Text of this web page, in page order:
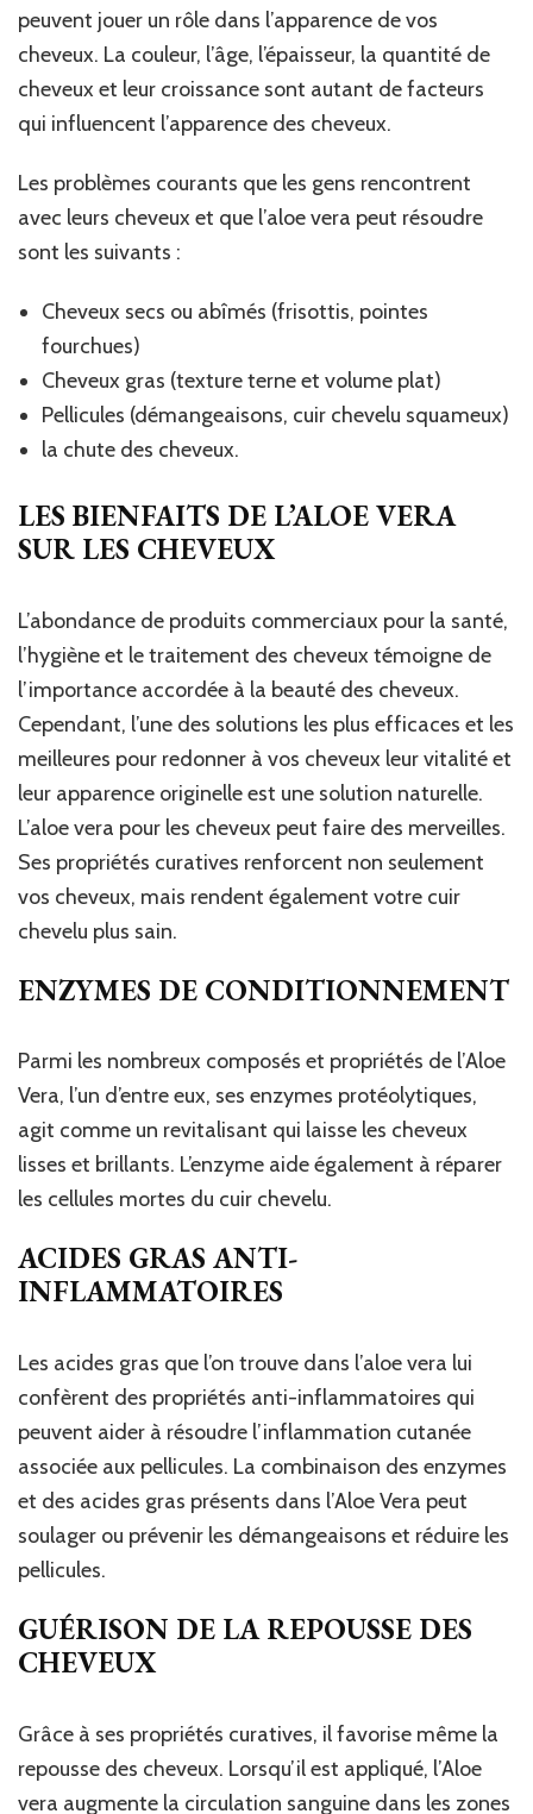
peuvent jouer un rôle dans l’apparence de vos
cheveux. La couleur, l’âge, l’épaisseur, la quantité de
cheveux et leur croissance sont autant de facteurs
qui influencent l’apparence des cheveux.
Les problèmes courants que les gens rencontrent
avec leurs cheveux et que l’aloe vera peut résoudre
sont les suivants :
Cheveux secs ou abîmés (frisottis, pointes
fourchues)
Cheveux gras (texture terne et volume plat)
Pellicules (démangeaisons, cuir chevelu squameux)
la chute des cheveux.
LES BIENFAITS DE L’ALOE VERA
SUR LES CHEVEUX
L’abondance de produits commerciaux pour la santé,
l’hygiène et le traitement des cheveux témoigne de
l’importance accordée à la beauté des cheveux.
Cependant, l’une des solutions les plus efficaces et les
meilleures pour redonner à vos cheveux leur vitalité et
leur apparence originelle est une solution naturelle.
L’aloe vera pour les cheveux peut faire des merveilles.
Ses propriétés curatives renforcent non seulement
vos cheveux, mais rendent également votre cuir
chevelu plus sain.
ENZYMES DE CONDITIONNEMENT
Parmi les nombreux composés et propriétés de l’Aloe
Vera, l’un d’entre eux, ses enzymes protéolytiques,
agit comme un revitalisant qui laisse les cheveux
lisses et brillants. L’enzyme aide également à réparer
les cellules mortes du cuir chevelu.
ACIDES GRAS ANTI-
INFLAMMATOIRES
Les acides gras que l’on trouve dans l’aloe vera lui
confèrent des propriétés anti-inflammatoires qui
peuvent aider à résoudre l’inflammation cutanée
associée aux pellicules. La combinaison des enzymes
et des acides gras présents dans l’Aloe Vera peut
soulager ou prévenir les démangeaisons et réduire les
pellicules.
GUÉRISON DE LA REPOUSSE DES
CHEVEUX
Grâce à ses propriétés curatives, il favorise même la
repousse des cheveux. Lorsqu’il est appliqué, l’Aloe
vera augmente la circulation sanguine dans les zones